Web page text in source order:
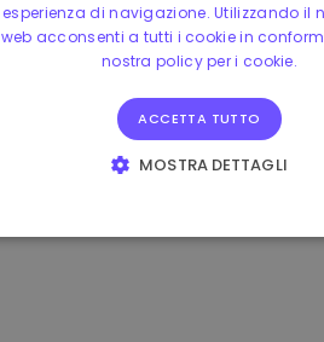
esperienza di navigazione. Utilizzando il
web acconsenti a tutti i cookie in
nostra policy per i cookie.
ACCETTA TUTTO
MOSTRA DETTAGLI